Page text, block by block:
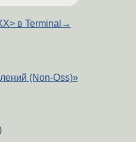
в Terminal →
(Non-Oss)»